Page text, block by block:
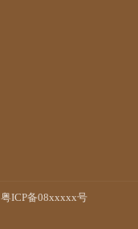
粤ICP备08xxxxx号